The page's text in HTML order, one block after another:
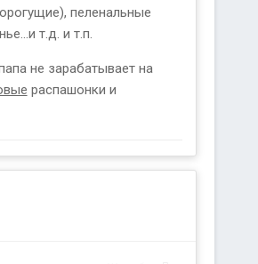
пеленальные
т.д. и т.п.
не зарабатывает на
распашонки и